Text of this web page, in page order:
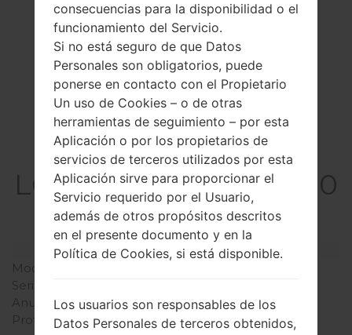
La especificación
LGGU230GO(LGGU230
GO) akaLG Dimsun
Modelo y sus características
Modelo
Serie
Anunciado
Junio, 2010
Profundidad
13.8 milímetros (0.54
consecuencias para la disponibilidad o el
funcionamiento del Servicio.
Si no está seguro de que Datos
Personales son obligatorios, puede
ponerse en contacto con el Propietario
Un uso de Cookies – o de otras
herramientas de seguimiento – por esta
Aplicación o por los propietarios de
servicios de terceros utilizados por esta
Aplicación sirve para proporcionar el
Servicio requerido por el Usuario,
además de otros propósitos descritos
en el presente documento y en la
Política de Cookies, si está disponible.
Los usuarios son responsables de los
Datos Personales de terceros obtenidos,